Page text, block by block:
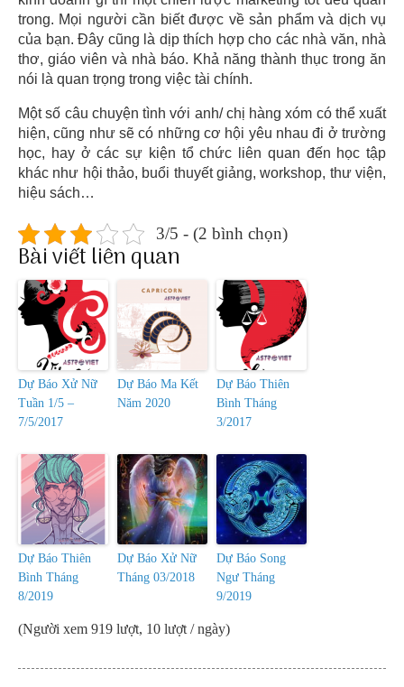
trong. Mọi người cần biết được về sản phẩm và dịch vụ
của bạn. Đây cũng là dịp thích hợp cho các nhà văn, nhà
thơ, giáo viên và nhà báo. Khả năng thành thục trong ăn
nói là quan trọng trong việc tài chính.
Một số câu chuyện tình với anh/ chị hàng xóm có thể xuất
hiện, cũng như sẽ có những cơ hội yêu nhau đi ở trường
học, hay ở các sự kiện tổ chức liên quan đến học tập
khác như hội thảo, buổi thuyết giảng, workshop, thư viện,
hiệu sách…
3/5 - (2 bình chọn)
Bài viết liên quan
Dự Báo Xử Nữ
Tuần 1/5 –
7/5/2017
Dự Báo Ma Kết
Năm 2020
Dự Báo Thiên
Bình Tháng
3/2017
Dự Báo Thiên
Bình Tháng
8/2019
Dự Báo Xử Nữ
Tháng 03/2018
Dự Báo Song
Ngư Tháng
9/2019
(Người xem 919 lượt, 10 lượt / ngày)